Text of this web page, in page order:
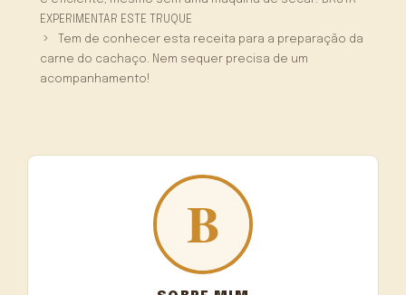
EXPERIMENTAR ESTE TRUQUE
Tem de conhecer esta receita para a preparação da
carne do cachaço. Nem sequer precisa de um
acompanhamento!